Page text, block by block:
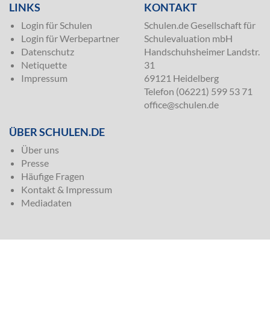
LINKS
Login für Schulen
Login für Werbepartner
Datenschutz
Netiquette
Impressum
KONTAKT
Schulen.de Gesellschaft für
Schulevaluation mbH
Handschuhsheimer Landstr.
31
69121 Heidelberg
Telefon (06221) 599 53 71
office@schulen.de
ÜBER SCHULEN.DE
Über uns
Presse
Häufige Fragen
Kontakt & Impressum
Mediadaten